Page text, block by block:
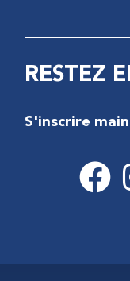
RESTEZ
S'inscrire